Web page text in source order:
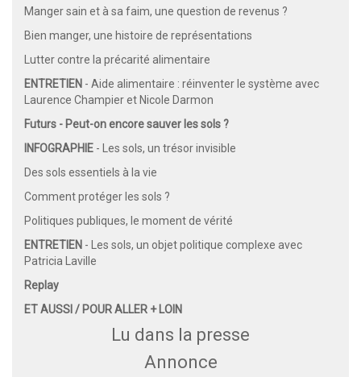
Manger sain et à sa faim, une question de revenus ?
Bien manger, une histoire de représentations
Lutter contre la précarité alimentaire
ENTRETIEN - Aide alimentaire : réinventer le système avec
Laurence Champier et Nicole Darmon
Futurs - Peut-on encore sauver les sols ?
INFOGRAPHIE - Les sols, un trésor invisible
Des sols essentiels à la vie
Comment protéger les sols ?
Politiques publiques, le moment de vérité
ENTRETIEN - Les sols, un objet politique complexe avec
Patricia Laville
Replay
ET AUSSI / POUR ALLER + LOIN
Lu dans la presse
Annonce